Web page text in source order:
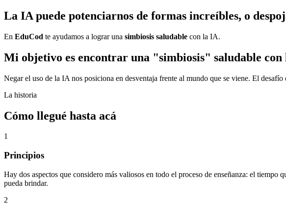
La IA puede potenciarnos de formas increíbles, o
En EduCod te ayudamos a lograr una simbiosis saludable con la IA.
Mi objetivo es encontrar una "simbiosis" saludable
Negar el uso de la IA nos posiciona en desventaja frente al mundo que se viene. El desafío
La historia
Cómo llegué hasta acá
1
Principios
Hay dos aspectos que considero más valiosos en todo el proceso de enseñanza: el
pueda brindar.
2